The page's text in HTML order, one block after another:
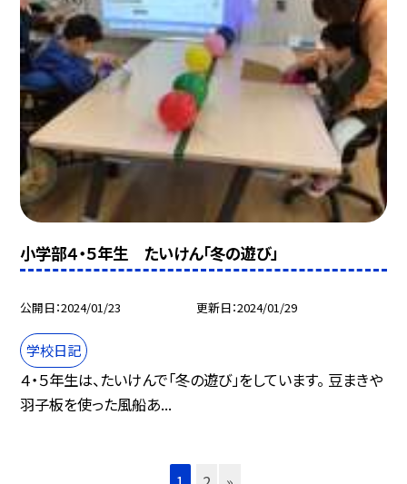
小学部４・５年生 たいけん「冬の遊び」
公開日 2024/01/23 更新日 2024/01/29
学校日記
４・５年生は、たいけんで「冬の遊び」をしています。 豆まきや
羽子板を使った風船あ...